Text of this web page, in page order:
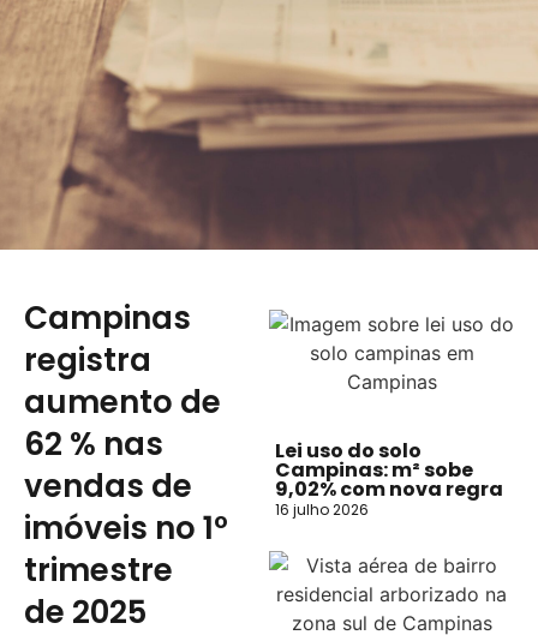
Campinas
registra
aumento de
62 % nas
vendas de
imóveis no 1º
trimestre
de 2025
Lei uso do solo
Campinas: m² sobe
9,02% com nova regra
16 julho 2026